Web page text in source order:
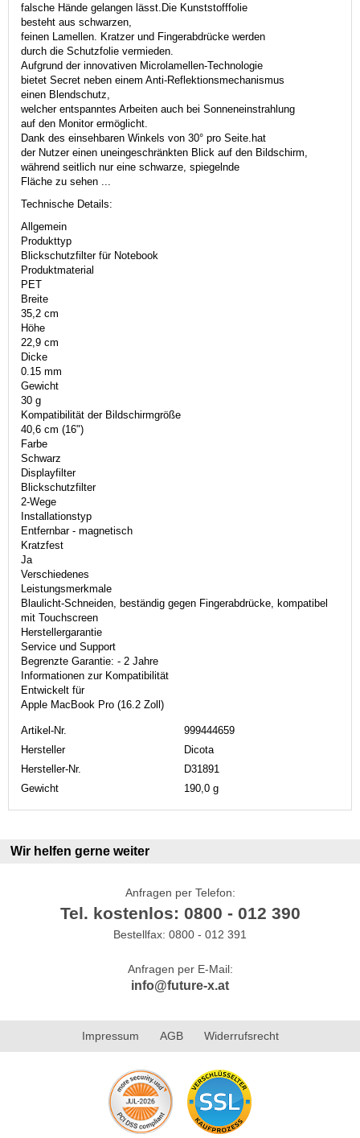
falsche Hände gelangen lässt.Die Kunststofffolie
besteht aus schwarzen,
feinen Lamellen. Kratzer und Fingerabdrücke werden
durch die Schutzfolie vermieden.
Aufgrund der innovativen Microlamellen-Technologie
bietet Secret neben einem Anti-Reflektionsmechanismus
einen Blendschutz,
welcher entspanntes Arbeiten auch bei Sonneneinstrahlung
auf den Monitor ermöglicht.
Dank des einsehbaren Winkels von 30° pro Seite.hat
der Nutzer einen uneingeschränkten Blick auf den Bildschirm,
während seitlich nur eine schwarze, spiegelnde
Fläche zu sehen ...
Technische Details:
Allgemein
Produkttyp
Blickschutzfilter für Notebook
Produktmaterial
PET
Breite
35,2 cm
Höhe
22,9 cm
Dicke
0.15 mm
Gewicht
30 g
Kompatibilität der Bildschirmgröße
40,6 cm (16")
Farbe
Schwarz
Displayfilter
Blickschutzfilter
2-Wege
Installationstyp
Entfernbar - magnetisch
Kratzfest
Ja
Verschiedenes
Leistungsmerkmale
Blaulicht-Schneiden, beständig gegen Fingerabdrücke, kompatibel
mit Touchscreen
Herstellergarantie
Service und Support
Begrenzte Garantie: - 2 Jahre
Informationen zur Kompatibilität
Entwickelt für
Apple MacBook Pro (16.2 Zoll)
Artikel-Nr.
999444659
Hersteller
Dicota
Hersteller-Nr.
D31891
Gewicht
190,0 g
Wir helfen gerne weiter
Anfragen per Telefon:
Tel. kostenlos: 0800 - 012 390
Bestellfax: 0800 - 012 391
Anfragen per E-Mail:
info@future-x.at
Impressum AGB Widerrufsrecht